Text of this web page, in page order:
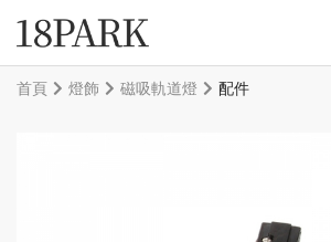
首頁 燈飾 磁吸軌道燈 配件